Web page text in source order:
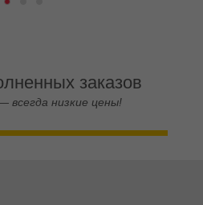
заказов
всегда низкие цены!